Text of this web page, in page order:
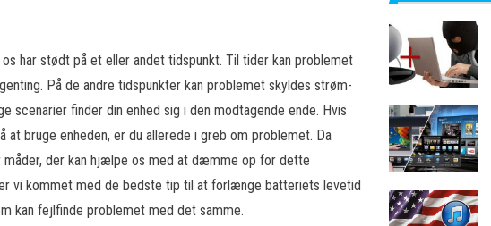
har stødt på et eller andet tidspunkt. Til tider kan problemet
På de andre tidspunkter kan problemet skyldes strøm-
scenarier finder din enhed sig i den modtagende ende. Hvis
bruge enheden, er du allerede i greb om problemet. Da
der kan hjælpe os med at dæmme op for dette
vi kommet med de bedste tip til at forlænge batteriets levetid
kan fejlfinde problemet med det samme.